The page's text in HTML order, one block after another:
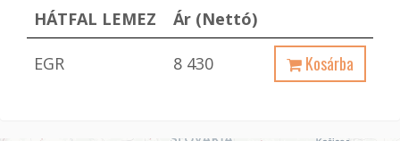
HÁTFAL LEMEZ Ár (Nettó)
EGR 8 430 Kosárba